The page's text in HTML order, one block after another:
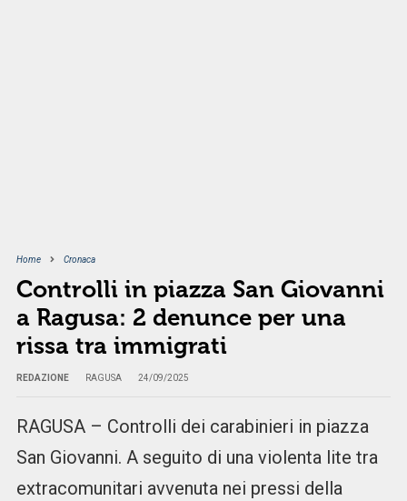
Home Cronaca
Controlli in piazza San Giovanni
a Ragusa: 2 denunce per una
rissa tra immigrati
REDAZIONE RAGUSA 24/09/2025
RAGUSA – Controlli dei carabinieri in piazza
San Giovanni. A seguito di una violenta lite tra
extracomunitari avvenuta nei pressi della